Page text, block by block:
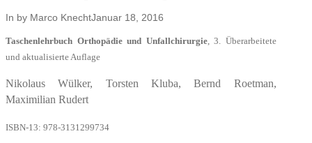
In by Marco KnechtJanuar 18, 2016
Taschenlehrbuch Orthopädie und Unfallchirurgie, 3. Überarbeitete
und aktualisierte Auflage
Nikolaus Wülker, Torsten Kluba, Bernd Roetman,
Maximilian Rudert
ISBN-13: 978-3131299734